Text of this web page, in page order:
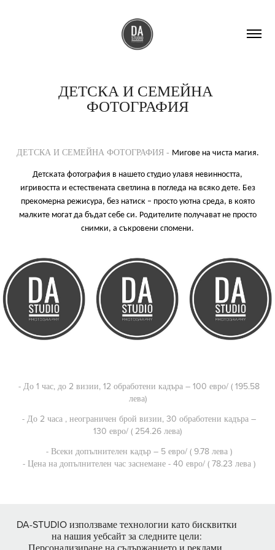
ДЕТСКА И СЕМЕЙНА
ФОТОГРАФИЯ
ДЕТСКА И СЕМЕЙНА ФОТОГРАФИЯ - Мигове на чиста магия.
Детската фотография в нашето студио улавя невинността,
игривостта и естествената светлина в погледа на всяко дете. Без
прекомерна режисура, без натиск – просто уютна среда, в която
малките могат да бъдат себе си. Родителите получават не просто
снимки, а съкровени спомени.
- До 1 час, до 2 визии, 12 обработени кадъра – 100 евро/ ( 195.58
лева)
- До 2 часа , неограничен брой визии, 30 обработени кадъра –
130 евро/ ( 254.26 лева)
- Всеки допълнителен кадър – 5 евро/ ( 9.78 лева )
- Цена на допълнителен час заснемане - 40 евро/ ( 78.23 лева )
↑ Back to Top
DA-STUDIO използваме технологии като бисквитки
на нашия уебсайт за следните цели: